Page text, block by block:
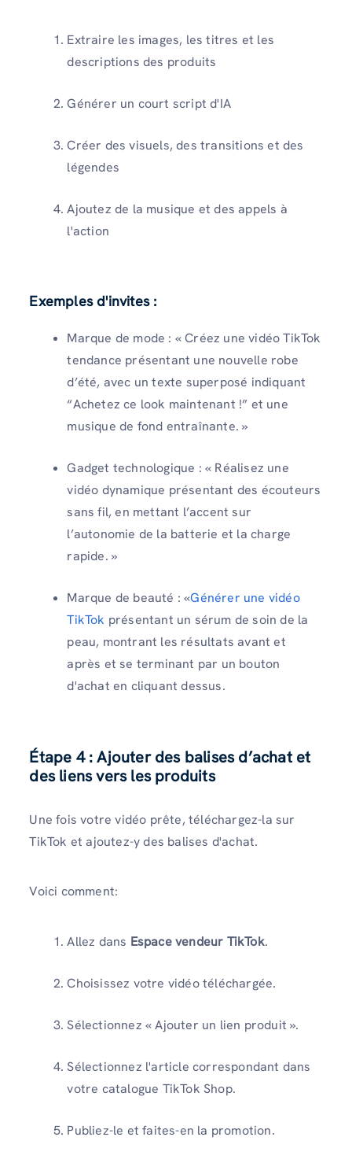
Extraire les images, les titres et les
descriptions des produits
Générer un court script d'IA
Créer des visuels, des transitions et des
légendes
Ajoutez de la musique et des appels à
l'action
Exemples d'invites :
Marque de mode : « Créez une vidéo TikTok
tendance présentant une nouvelle robe
d’été, avec un texte superposé indiquant
“Achetez ce look maintenant !” et une
musique de fond entraînante. »
Gadget technologique : « Réalisez une
vidéo dynamique présentant des écouteurs
sans fil, en mettant l’accent sur
l’autonomie de la batterie et la charge
rapide. »
Marque de beauté : «Générer une vidéo
TikTok présentant un sérum de soin de la
peau, montrant les résultats avant et
après et se terminant par un bouton
d'achat en cliquant dessus.
Étape 4 : Ajouter des balises d’achat et
des liens vers les produits
Une fois votre vidéo prête, téléchargez-la sur
TikTok et ajoutez-y des balises d'achat.
Voici comment:
Allez dans Espace vendeur TikTok.
Choisissez votre vidéo téléchargée.
Sélectionnez « Ajouter un lien produit ».
Sélectionnez l'article correspondant dans
votre catalogue TikTok Shop.
Publiez-le et faites-en la promotion.